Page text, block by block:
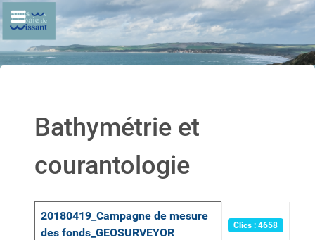
Bathymétrie et
courantologie
Articles
Titre Clics
20180419_Campagne de mesure
des fonds_GEOSURVEYOR
Clics : 4658